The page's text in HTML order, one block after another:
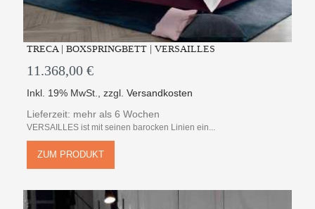
TRECA | BOXSPRINGBETT | VERSAILLES
11.368,00 €
Inkl. 19% MwSt.,zzgl.Versandkosten
Lieferzeit: mehr als 6 Wochen
VERSAILLES ist mit seinen barocken Linien ein...
ZUM PRODUKT